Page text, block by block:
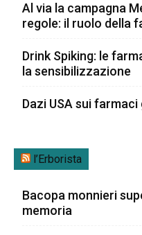
Al via la campagna
regole: il ruolo della
Drink Spiking: le
la sensibilizzazione
Dazi USA sui farmaci
l’Erborista
Bacopa monnieri
memoria